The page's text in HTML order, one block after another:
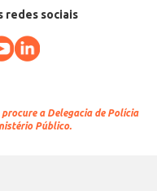
redes sociais
a Delegacia de Polícia
Público.